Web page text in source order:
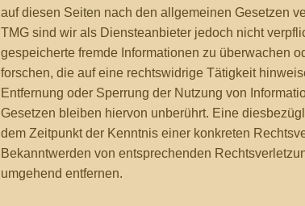
auf diesen Seiten nach den allgemeinen Gesetzen
TMG sind wir als Diensteanbieter jedoch nicht
gespeicherte fremde Informationen zu überwachen
forschen, die auf eine rechtswidrige Tätigkeit
Entfernung oder Sperrung der Nutzung von
Gesetzen bleiben hiervon unberührt. Eine
dem Zeitpunkt der Kenntnis einer konkreten
Bekanntwerden von entsprechenden
umgehend entfernen.